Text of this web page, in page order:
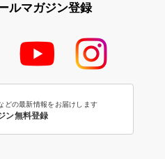
ルマガジン登録
どの最新情報をお届けします
ン無料登録